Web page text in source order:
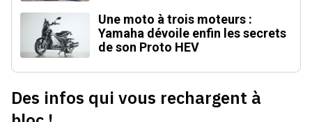
Une moto à trois moteurs :
Yamaha dévoile enfin les secrets
de son Proto HEV
Des infos qui vous rechargent à